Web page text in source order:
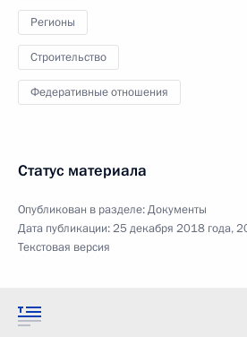
Регионы
Строительство
Федеративные отношения
Статус материала
Опубликован в разделе:Документы
Дата публикации:25 декабря 2018 года,
Текстовая версия